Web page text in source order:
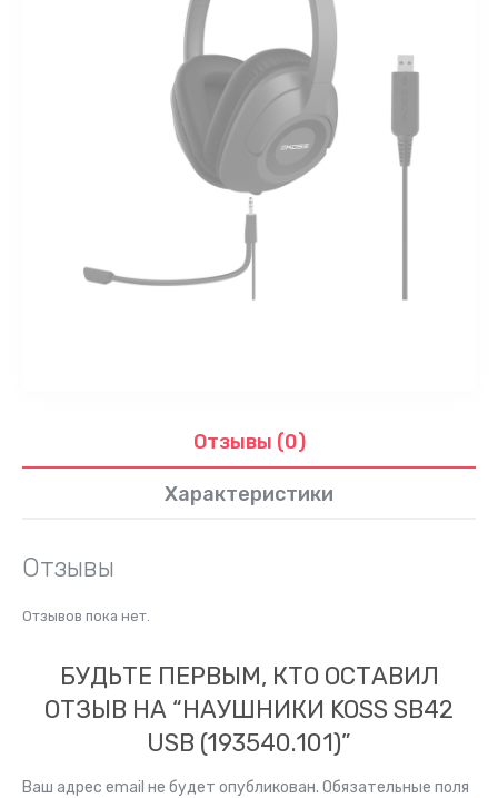
Отзывы (0)
Характеристики
Отзывы
Отзывов пока нет.
БУДЬТЕ ПЕРВЫМ, КТО ОСТАВИЛ
ОТЗЫВ НА “НАУШНИКИ KOSS SB42
USB (193540.101)”
Ваш адрес email не будет опубликован. Обязательные поля